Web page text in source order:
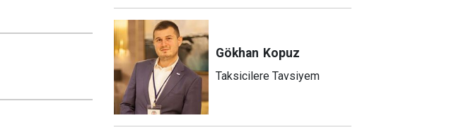
Gökhan Kopuz
Taksicilere Tavsiyem